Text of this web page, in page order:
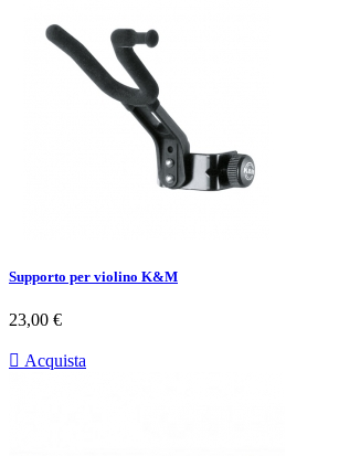
Supporto per violino K&M
Prezzo
23,00 €
 Acquista